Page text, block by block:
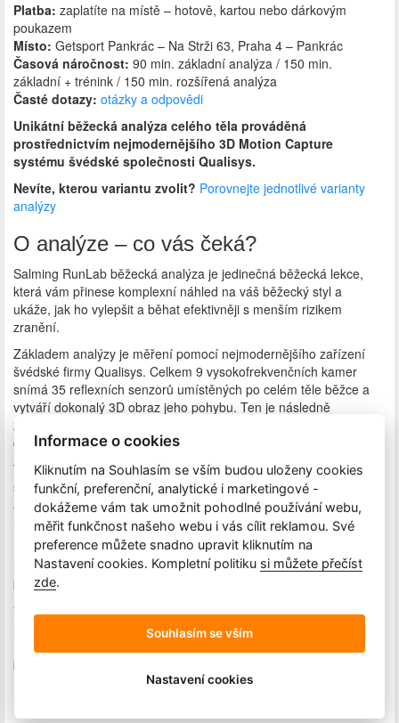
Informace o cookies
Kliknutím na Souhlasím se vším budou uloženy cookies
funkční, preferenční, analytické i marketingové -
dokážeme vám tak umožnit pohodlné používání webu,
měřit funkčnost našeho webu i vás cílit reklamou. Své
preference můžete snadno upravit kliknutím na
Nastavení cookies. Kompletní politiku si můžete přečíst
zde.
Souhlasím se vším
Nastavení cookies
Platba: zaplatíte na místě – hotově, kartou nebo dárkovým
poukazem
Místo: Getsport Pankrác – Na Strži 63, Praha 4 – Pankrác
Časová náročnost: 90 min. základní analýza / 150 min.
základní + trénink / 150 min. rozšířená analýza
Časté dotazy: otázky a odpovědi
Unikátní běžecká analýza celého těla prováděná
prostřednictvím nejmodernějšího 3D Motion Capture
systému švédské společnosti Qualisys.
Nevíte, kterou variantu zvolit? Porovnejte jednotlivé varianty
analýzy
O analýze – co vás čeká?
Salming RunLab běžecká analýza je jedinečná běžecká lekce,
která vám přinese komplexní náhled na váš běžecký styl a
ukáže, jak ho vylepšit a běhat efektivněji s menším rizikem
zranění.
Základem analýzy je měření pomocí nejmodernějšího zařízení
švédské firmy Qualisys. Celkem 9 vysokofrekvenčních kamer
snímá 35 reflexních senzorů umístěných po celém těle běžce a
vytváří dokonalý 3D obraz jeho pohybu. Ten je následně
zpracován sofistikovaným softwarem, který porovnává jednotlivé
části pohybu s ideálním běžeckým stylem.
Trenér, který vás po celou dobu analýzy provází, je její klíčovou
součástí. Během 90 minut s vámi probere vaše běžecké začátky,
aktuální problémy i cíle. Naměřená data vyhodnotí přímo na
místě a doporučí, na co se zaměřit.
Do 24 hodin po absolvování analýzy obdržíte odkaz do online
rozhraní, kde si můžete výsledky v klidu projít a kdykoliv se vrátit
k doporučením trenéra.
V případě varianty s běžeckým tréninkem (základní + trénink
nebo rozšířená analýza) navazuje venkovní trénink s trenérem.
Během něj si prakticky vyzkoušíte doporučení z analýzy přímo v
běhu.